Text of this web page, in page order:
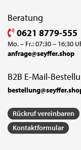
Beratung
0621 8779-555
Mo. – Fr.: 07:30 – 16:30
anfrage@seyffer.shop
B2B E-Mail-
Rückruf vereinbaren
Kontaktformular